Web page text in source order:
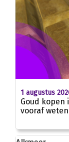
1 augustus
Goud kopen
vooraf